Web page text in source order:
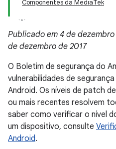
Componentes da MediaTek
Publicado em 4 de
de dezembro de 2017
O Boletim de segurança do
vulnerabilidades de
Android. Os níveis de patch
ou mais recentes resolvem
saber como verificar o nível
um dispositivo, consulte
Android.